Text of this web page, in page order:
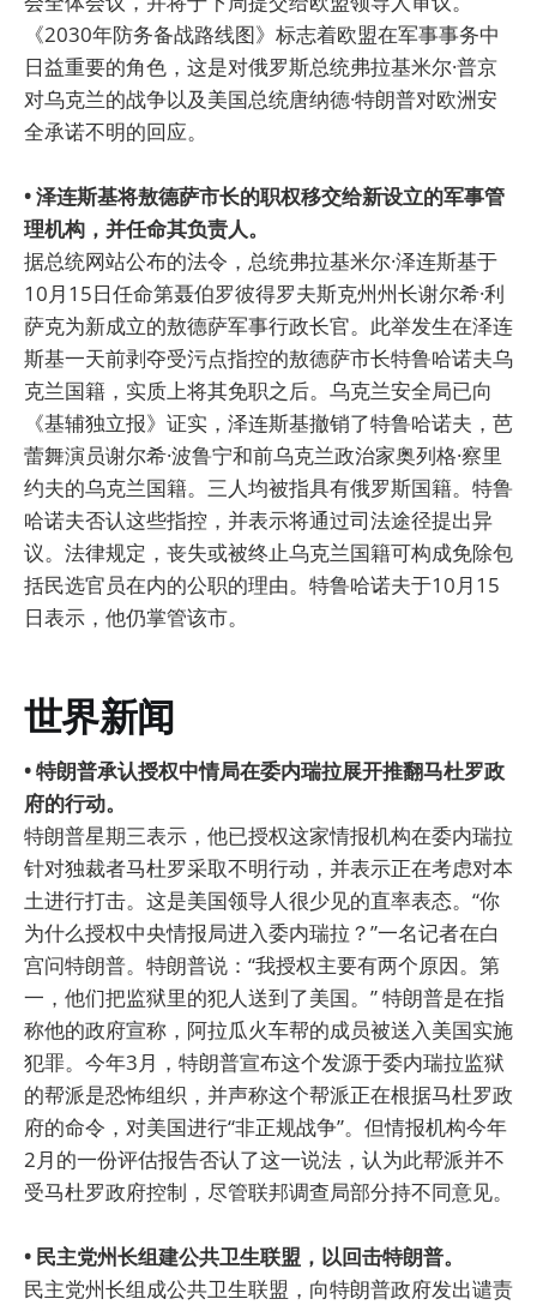
《2030年防务备战路线图》标志着欧盟在军事事务中
日益重要的角色，这是对俄罗斯总统弗拉基米尔·普京
对乌克兰的战争以及美国总统唐纳德·特朗普对欧洲安
全承诺不明的回应。
• 泽连斯基将敖德萨市长的职权移交给新设立的军事管
理机构，并任命其负责人。
据总统网站公布的法令，总统弗拉基米尔·泽连斯基于
10月15日任命第聂伯罗彼得罗夫斯克州州长谢尔希·利
萨克为新成立的敖德萨军事行政长官。此举发生在泽连
斯基一天前剥夺受污点指控的敖德萨市长特鲁哈诺夫乌
克兰国籍，实质上将其免职之后。乌克兰安全局已向
《基辅独立报》证实，泽连斯基撤销了特鲁哈诺夫，芭
蕾舞演员谢尔希·波鲁宁和前乌克兰政治家奥列格·察里
约夫的乌克兰国籍。三人均被指具有俄罗斯国籍。特鲁
哈诺夫否认这些指控，并表示将通过司法途径提出异
议。法律规定，丧失或被终止乌克兰国籍可构成免除包
括民选官员在内的公职的理由。特鲁哈诺夫于10月15
日表示，他仍掌管该市。
世界新闻
• 特朗普承认授权中情局在委内瑞拉展开推翻马杜罗政
府的行动。
特朗普星期三表示，他已授权这家情报机构在委内瑞拉
针对独裁者马杜罗采取不明行动，并表示正在考虑对本
土进行打击。这是美国领导人很少见的直率表态。“你
为什么授权中央情报局进入委内瑞拉？”一名记者在白
宫问特朗普。特朗普说：“我授权主要有两个原因。第
一，他们把监狱里的犯人送到了美国。” 特朗普是在指
称他的政府宣称，阿拉瓜火车帮的成员被送入美国实施
犯罪。今年3月，特朗普宣布这个发源于委内瑞拉监狱
的帮派是恐怖组织，并声称这个帮派正在根据马杜罗政
府的命令，对美国进行“非正规战争”。但情报机构今年
2月的一份评估报告否认了这一说法，认为此帮派并不
受马杜罗政府控制，尽管联邦调查局部分持不同意见。
• 民主党州长组建公共卫生联盟，以回击特朗普。
民主党州长组成公共卫生联盟，向特朗普政府发出谴责